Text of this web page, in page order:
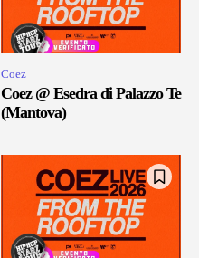
Coez
Coez @ Esedra di Palazzo Te
(Mantova)